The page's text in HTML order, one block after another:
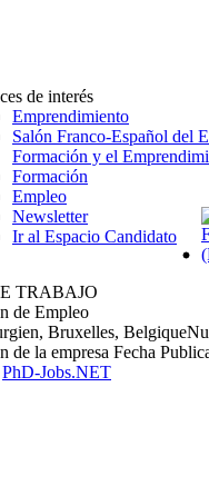
de interés
Emprendimiento
Salón Franco-Español del
Formación y el
Formación
Empleo
Newsletter
Ir al Espacio Candidato
TRABAJO
de Empleo
Bruxelles, Belgique
de la empresa Fecha
PhD-Jobs.NET